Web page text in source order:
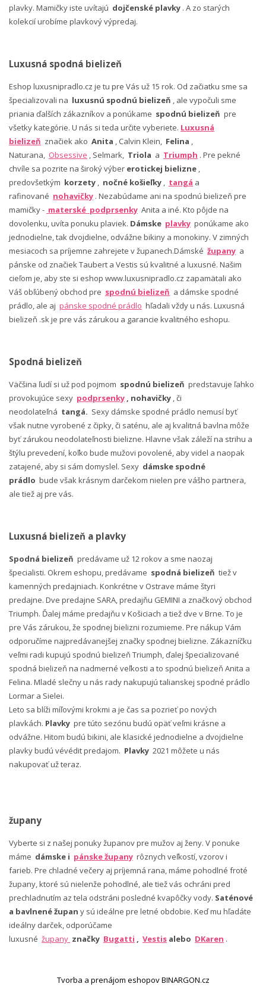
plavky. Mamičky iste uvítajú dojčenské plavky . A zo starých
kolekcií urobíme plavkový výpredaj.
Luxusná spodná bielizeň
Eshop luxusnipradlo.cz je tu pre Vás už 15 rok. Od začiatku sme sa
špecializovali na luxusnú spodnú bielizeň , ale vypočuli sme
priania ďalších zákazníkov a ponúkame spodnú bielizeň pre
všetky kategórie. U nás si teda určite vyberiete. Luxusná
bielizeň značiek ako Anita , Calvin Klein, Felina ,
Naturana, Obsessive , Selmark, Triola a Triumph . Pre pekné
chvíle sa pozrite na široký výber erotickej bielizne ,
predovšetkým korzety , nočné košieľky , tangá a
rafinované nohavičky . Nezabúdame ani na spodnú bielizeň pre
mamičky - materské podprsenky Anita a iné. Kto pôjde na
dovolenku, uvíta ponuku plaviek. Dámske plavky ponúkame ako
jednodielne, tak dvojdielne, odvážne bikiny a monokiny. V zimných
mesiacoch sa príjemne zahrejete v županech.Dámské župany a
pánske od značiek Taubert a Vestis sú kvalitné a luxusné. Našim
cieľom je, aby ste si eshop www.luxusnipradlo.cz zapamätali ako
Váš obľúbený obchod pre spodnú bielizeň a dámske spodné
prádlo, ale aj pánske spodné prádlo hľadali vždy u nás. Luxusná
bielizeň .sk je pre vás zárukou a garancie kvalitného eshopu.
Spodná bielizeň
Väčšina ľudí si už pod pojmom spodnú bielizeň predstavuje ľahko
provokujúce sexy podprsenky , nohavičky , či
neodolateľná tangá. Sexy dámske spodné prádlo nemusí byť
však nutne vyrobené z čipky, či saténu, ale aj kvalitná bavlna môže
byť zárukou neodolateľnosti bielizne. Hlavne však záleží na strihu a
štýlu prevedení, koľko bude mužovi povolené, aby videl a naopak
zatajené, aby si sám domyslel. Sexy dámske spodné
prádlo bude však krásnym darčekom nielen pre vášho partnera,
ale tiež aj pre vás.
Luxusná bielizeň a plavky
Spodná bielizeň predávame už 12 rokov a sme naozaj
špecialisti. Okrem eshopu, predávame spodná bielizeň tiež v
kamenných predajniach. Konkrétne v Ostrave máme štyri
predajne. Dve predajne SARA, predajňu GEMINI a značkový obchod
Triumph. Ďalej máme predajňu v Košiciach a tiež dve v Brne. To je
pre Vás zárukou, že spodnej bielizni rozumieme. Pre nákup Vám
odporučíme najpredávanejšej značky spodnej bielizne. Zákazníčku
veľmi radi kupujú spodnú bielizeň Triumph, ďalej špecializované
spodná bielizeň na nadmerné veľkosti a to spodnú bielizeň Anita a
Felina. Mladé slečny u nás rady nakupujú talianskej spodné prádlo
Lormar a Sielei.
Leto sa blíži míľovými krokmi a je čas sa pozrieť po nových
plavkách. Plavky pre túto sezónu budú opäť veľmi krásne a
odvážne. Hitom budú bikini, ale klasické jednodielne a dvojdielne
plavky budú vévédit predajom. Plavky 2021 môžete u nás
nakupovať už teraz.
župany
Vyberte si z našej ponuky županov pre mužov aj ženy. V ponuke
máme dámske i pánske župany rôznych veľkostí, vzorov i
farieb. Pre chladné večery aj príjemná rana, máme pohodlné froté
župany, ktoré sú nielenže pohodlné, ale tiež vás ochráni pred
prechladnutím az tela odstráni posledné kvapôčky vody. Saténové
a bavlnené župan y sú ideálne pre letné obdobie. Keď mu hľadáte
ideálny darček, odporúčame
luxusné župany značky Bugatti , Vestis alebo DKaren .
Tvorba a prenájom eshopov BINARGON.cz